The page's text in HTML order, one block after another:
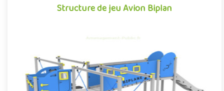
Structure de jeu Avion Biplan
Structure de jeu Avion Biplan
Structure multi-activité pour aire de jeux extérieurs sur le thème
de l'aviation et de la navigation aérienne, l'Avion Biplan..